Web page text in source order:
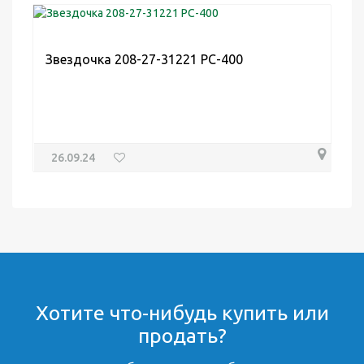
Звездочка 208-27-31221 PC-400
26.09.24
Хотите что-нибудь купить или
продать?